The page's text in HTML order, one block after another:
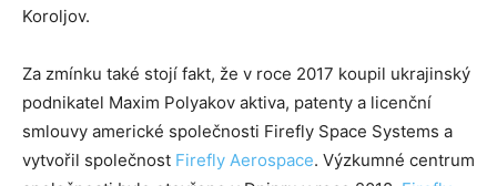
Koroljov.
Za zmínku také stojí fakt, že v roce 2017 koupil ukrajinský
podnikatel Maxim Polyakov aktiva, patenty a licenční
smlouvy americké společnosti Firefly Space Systems a
vytvořil společnost Firefly Aerospace. Výzkumné centrum